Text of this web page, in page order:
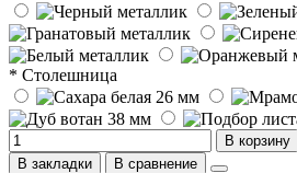
* Столешница
В корзину
В закладки
В сравнение